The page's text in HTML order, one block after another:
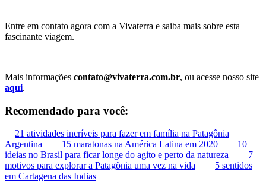
Entre em contato agora com a Vivaterra e saiba mais sobre esta
fascinante viagem.
Mais informações contato@vivaterra.com.br, ou acesse nosso site
aqui.
Recomendado para você:
21 atividades incríveis para fazer em família na Patagônia
Argentina
15 maratonas na América Latina em 2020
10
ideias no Brasil para ficar longe do agito e perto da natureza
7
motivos para explorar a Patagônia uma vez na vida
5 sentidos
em Cartagena das Indias